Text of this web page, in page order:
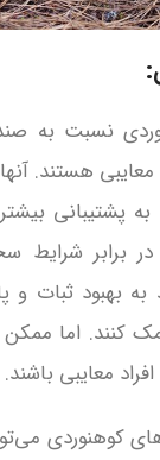
نسبت به
هستند.
پشتیبانی
برابر شرایط
به بهبود ثبات و
کنند. اما
معایبی باشند.
کوهنوردی